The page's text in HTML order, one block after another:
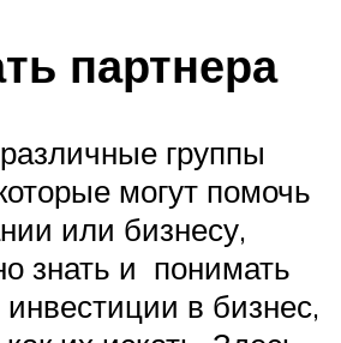
партнера
группы
могут помочь
или бизнесу,
знать и понимать
инвестиции в бизнес,